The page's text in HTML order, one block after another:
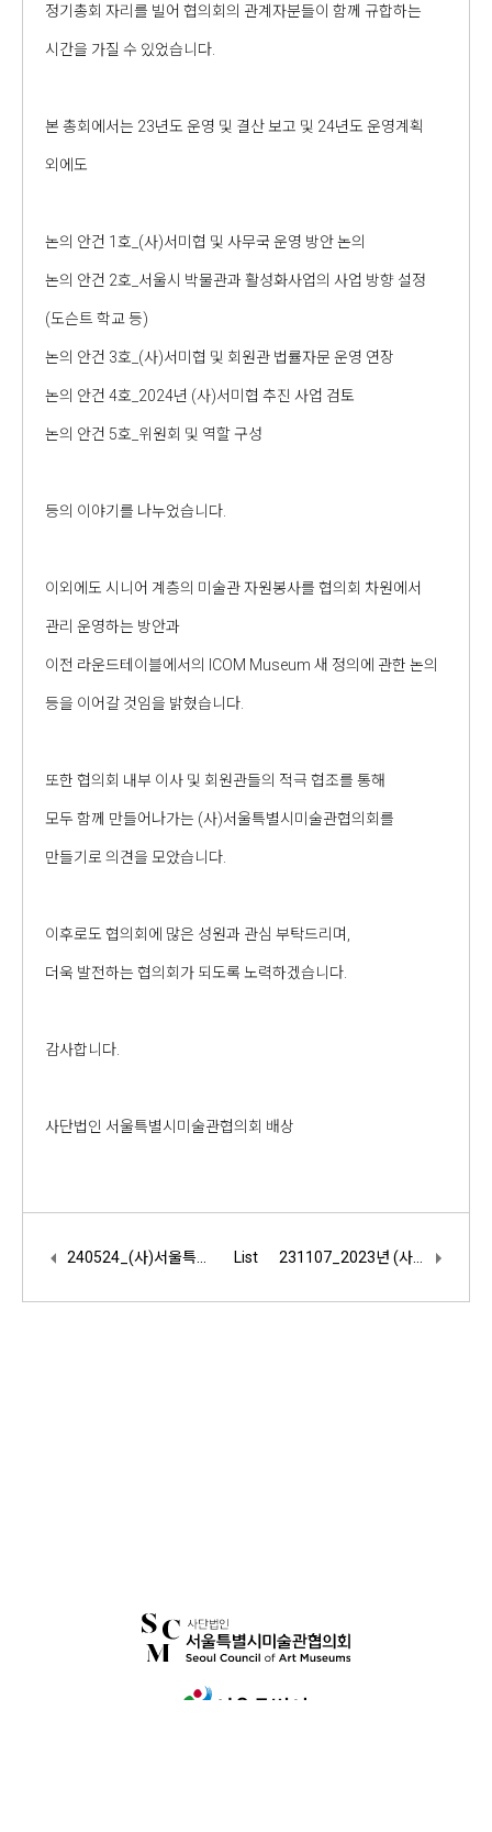
정기총회 자리를 빌어 협의회의 관계자분들이 함께 규합하는
시간을 가질 수 있었습니다.
본 총회에서는 23년도 운영 및 결산 보고 및 24년도 운영계획
외에도
논의 안건 1호_(사)서미협 및 사무국 운영 방안 논의
논의 안건 2호_서울시 박물관과 활성화사업의 사업 방향 설정
(도슨트 학교 등)
논의 안건 3호_(사)서미협 및 회원관 법률자문 운영 연장
논의 안건 4호_2024년 (사)서미협 추진 사업 검토
논의 안건 5호_위원회 및 역할 구성
등의 이야기를 나누었습니다.
이외에도 시니어 계층의 미술관 자원봉사를 협의회 차원에서
관리 운영하는 방안과
이전 라운드테이블에서의 ICOM Museum 새 정의에 관한 논의
등을 이어갈 것임을 밝혔습니다.
또한 협의회 내부 이사 및 회원관들의 적극 협조를 통해
모두 함께 만들어나가는 (사)서울특별시미술관협의회를
만들기로 의견을 모았습니다.
이후로도 협의회에 많은 성원과 관심 부탁드리며,
더욱 발전하는 협의회가 되도록 노력하겠습니다.
감사합니다.
사단법인 서울특별시미술관협의회 배상
List
240524_(사)서울특별시미술관협의회-(사)경기도박물관협회 협회간 교류 회의 진행 231107_2023년 (사)서미협 임시총회 진행